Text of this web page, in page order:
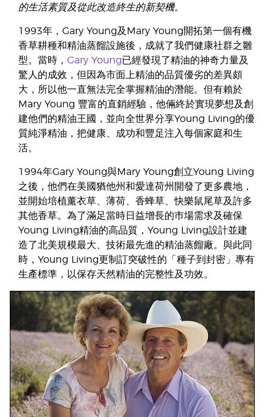
的生活素質及從此改造終生的新契機。
1993年，Gary Young及Mary Young開拓第一個有機
香草耕種和精油蒸餾設施後，成就了我們健康社群之雛
型。當時， Gary Young已經發現了精油的神奇力量及
驚人的成效，但因為市面上精油的品質優劣的差異頗
大，所以他一直無法完全掌握精油的潛能。但有賴於
Mary Young 豐富的直銷經驗，他倆終於實現夢想及創
建他們的精油王國，並向全世界分享Young Living的優
質純淨精油，把健康、成功和豐足注入每個家庭和生
活。
1994年Gary Young與Mary Young創立Young Living
之後，他們在美國猶他州和愛達荷州開發了更多農地，
並開始培植薰衣草、薄荷、香蜂草、快樂鼠尾草及許多
其他香草。為了滿足當時日益增長的巿場需求及確保
Young Living精油的高品質，Young Living設計並建
造了北美規模最大、技術最先進的精油蒸餾廠。與此同
時，Young Living更制訂突破性的「種子到封密」專有
生產標準，以保存天然精油的完整性及功效。